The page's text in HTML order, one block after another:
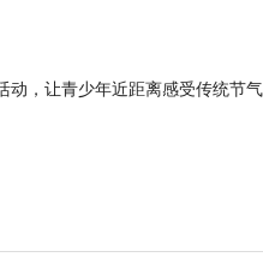
动，让青少年近距离感受传统节